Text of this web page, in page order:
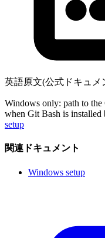
英語原文(公式ドキュメ
Windows only: path to the
when Git Bash is
setup
関連ドキュメント
Windows setup